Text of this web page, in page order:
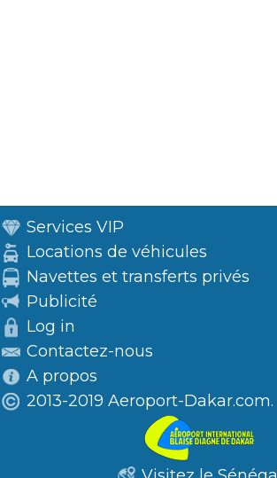
Services VIP
Locations de véhicules
Navettes et transferts privés
Publicité
Log in
Contactez-nous
A propos
2013-2019 Aeroport-Dakar.com.